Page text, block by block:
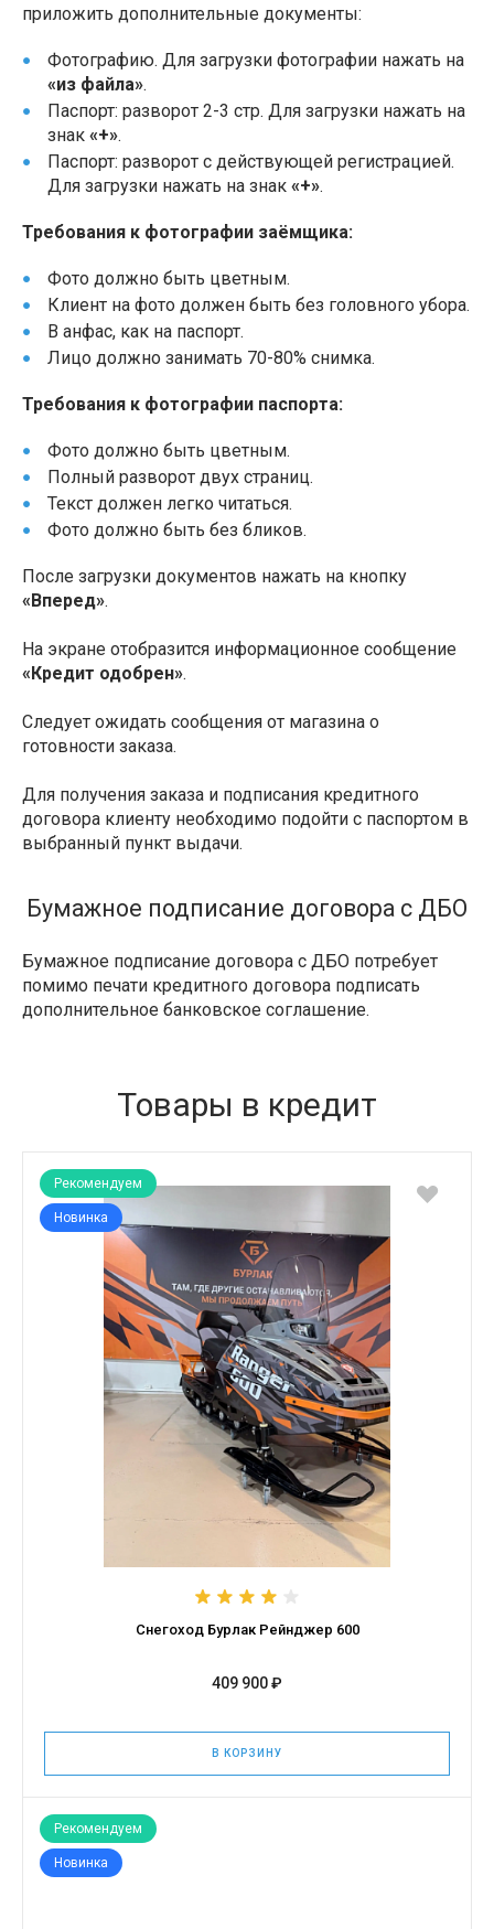
приложить дополнительные документы:
Фотографию. Для загрузки фотографии нажать на
«из файла».
Паспорт: разворот 2-3 стр. Для загрузки нажать на
знак «+».
Паспорт: разворот с действующей регистрацией.
Для загрузки нажать на знак «+».
Требования к фотографии заёмщика:
Фото должно быть цветным.
Клиент на фото должен быть без головного убора.
В анфас, как на паспорт.
Лицо должно занимать 70-80% снимка.
Требования к фотографии паспорта:
Фото должно быть цветным.
Полный разворот двух страниц.
Текст должен легко читаться.
Фото должно быть без бликов.
После загрузки документов нажать на кнопку
«Вперед».
На экране отобразится информационное сообщение
«Кредит одобрен».
Следует ожидать сообщения от магазина о
готовности заказа.
Для получения заказа и подписания кредитного
договора клиенту необходимо подойти с паспортом в
выбранный пункт выдачи.
Бумажное подписание договора с ДБО
Бумажное подписание договора с ДБО потребует
помимо печати кредитного договора подписать
дополнительное банковское соглашение.
Товары в кредит
Рекомендуем
Новинка
Снегоход Бурлак Рейнджер 600
409 900 ₽
В КОРЗИНУ
Рекомендуем
Новинка